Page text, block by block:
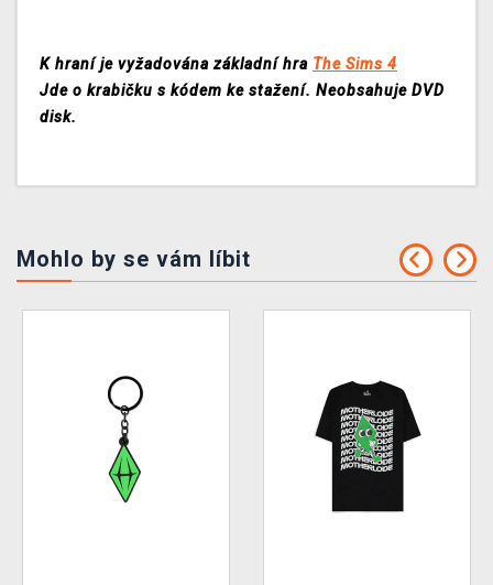
K hraní je vyžadována základní hra The Sims 4
Jde o krabičku s kódem ke stažení. Neobsahuje DVD
disk.
Mohlo by se vám líbit